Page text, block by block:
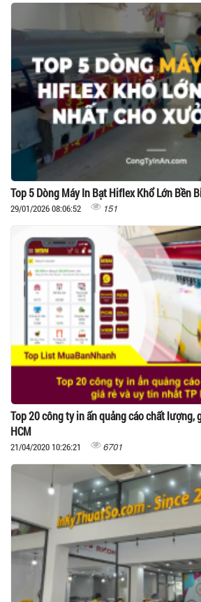
Top 5 Dòng Máy In Bạt Hiflex Khổ Lớn Bền
29/01/2026 08:06:52 151
Top 20 công ty in ấn quảng cáo chất lượng,
HCM
21/04/2020 10:26:21 6701